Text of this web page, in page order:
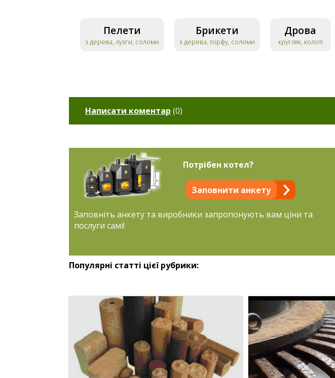
Пелети
з дерева, лузги, соломи
Брикети
з дерева, торфу, соломи
Дрова
кругляк, колоті
Написати коментар (0)
Потрібен котел?
Заповнити анкету
Заповніть анкету та виробники запропонують вам ціни та
послуги самі!
Популярні статті цієї рубрики: